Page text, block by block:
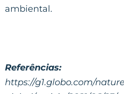
ambiental.
Referências:
https://g1.globo.com/